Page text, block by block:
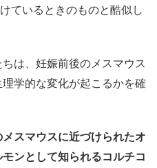
ているときのものと酷似し
は、妊娠前後のメスマウス
学的な変化が起こるかを確
スマウスに近づけられたオ
ンとして知られるコルチコ